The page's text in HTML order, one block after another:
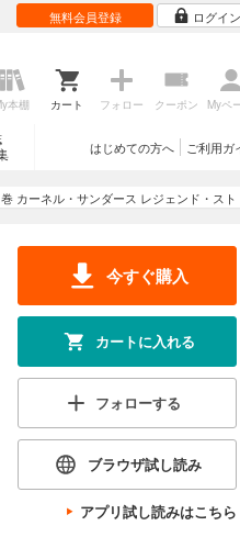
無料会員登録 ログイン
本棚 カート フォロー クーポン Myペ
ご利用ガ
はじめての方へ
カーネル・サンダース レジェンド・スト
今すぐ購入
カートに入れる
フォローする
ブラウザ試し読み
アプリ試し読みはこちら